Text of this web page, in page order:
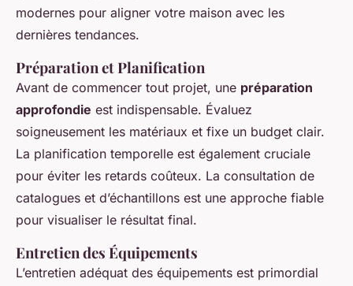
modernes pour aligner votre maison avec les
dernières tendances.
Préparation et Planification
Avant de commencer tout projet, une préparation
approfondie est indispensable. Évaluez
soigneusement les matériaux et fixe un budget clair.
La planification temporelle est également cruciale
pour éviter les retards coûteux. La consultation de
catalogues et d’échantillons est une approche fiable
pour visualiser le résultat final.
Entretien des Équipements
L’entretien adéquat des équipements est primordial